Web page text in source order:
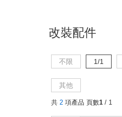
改裝配件
不限 1/1
其他
共 2 項產品 頁數1 / 1